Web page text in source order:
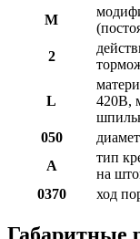
M
2
L
420B,
050
A
тип
на
0370
ход